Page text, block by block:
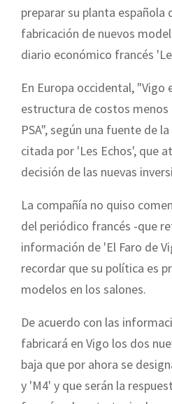
preparar su planta española
fabricación de nuevos
diario económico francés
En Europa occidental, "Vigo
estructura de costos menos
PSA", según una fuente de
citada por 'Les Echos', que
decisión de las nuevas
La compañía no quiso
del periódico francés -que
información de 'El Faro de
recordar que su política es
modelos en los salones.
De acuerdo con las
fabricará en Vigo los dos
baja que por ahora se
y 'M4' y que serán la